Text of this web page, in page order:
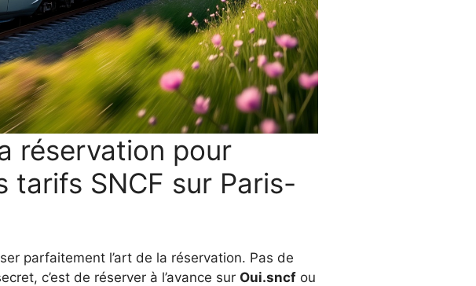
réservation pour
tarifs SNCF sur Paris-
parfaitement l’art de la réservation. Pas de
c’est de réserver à l’avance sur Oui.sncf ou